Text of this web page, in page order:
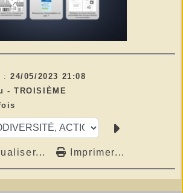
: 24/05/2023 21:08
- TROISIÈME
Imprimer...